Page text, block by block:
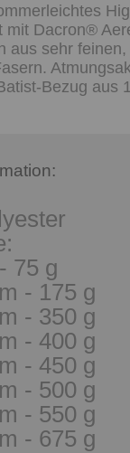
mit Dacron®
aus sehr
Bezug aus
75 g
- 175 g
- 350 g
- 400 g
- 450 g
- 500 g
- 550 g
- 675 g